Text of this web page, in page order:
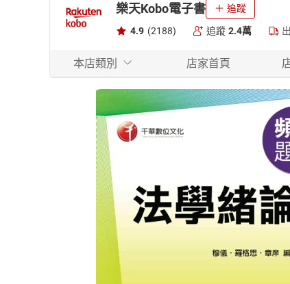
樂天Kobo電子書 追蹤
4.9 (2188) 追蹤 2.4萬
本店類別 店家首頁